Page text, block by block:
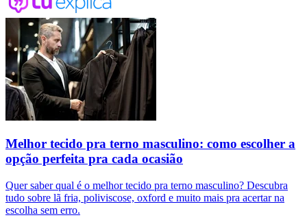
Melhor tecido pra terno masculino: como escolher a
opção perfeita pra cada ocasião
Quer saber qual é o melhor tecido pra terno masculino? Descubra
tudo sobre lã fria, poliviscose, oxford e muito mais pra acertar na
escolha sem erro.